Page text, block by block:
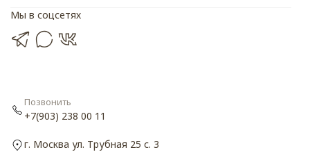
Мы в соцсетях
Позвонить
+7(903) 238 00 11
г. Москва ул. Трубная 25 с. 3